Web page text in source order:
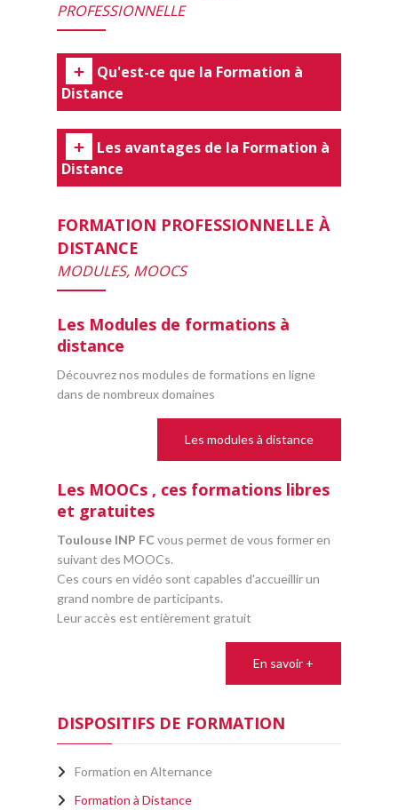
PROFESSIONNELLE
Qu'est-ce que la Formation à
Distance
Les avantages de la Formation à
Distance
FORMATION PROFESSIONNELLE À
DISTANCE
MODULES, MOOCS
Les Modules de formations à
distance
Découvrez nos modules de formations en ligne
dans de nombreux domaines
Les modules à distance
Les MOOCs , ces formations libres
et gratuites
Toulouse INP FC vous permet de vous former en
suivant des MOOCs.
Ces cours en vidéo sont capables d'accueillir un
grand nombre de participants.
Leur accès est entièrement gratuit
En savoir +
DISPOSITIFS DE FORMATION
Formation en Alternance
Formation à Distance